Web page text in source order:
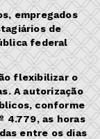
empregados
de
federal
flexibilizar o
A autorização
conforme
4.779, as horas
entre os dias